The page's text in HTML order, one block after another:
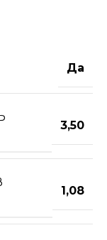
Да
3,50
1,08